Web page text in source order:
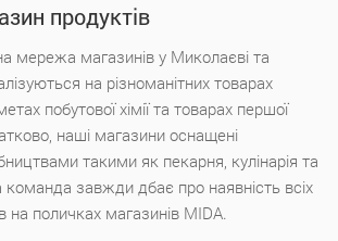
продуктів
мережа магазинів у Миколаєві та
на різноманітних товарах
побутової хімії та товарах першої
наші магазини оснащені
такими як пекарня, кулінарія та
завжди дбає про наявність всіх
на поличках магазинів MIDA.